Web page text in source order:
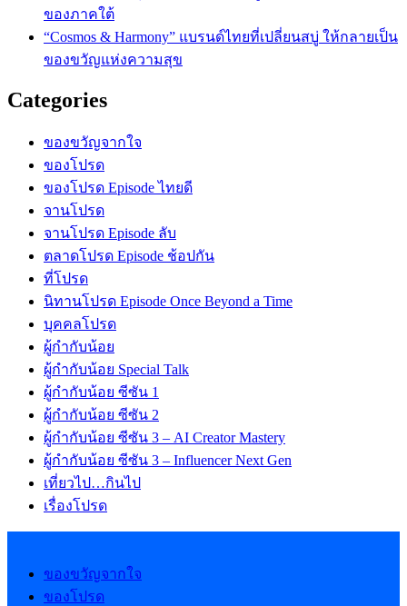
ของภาคใต้
“Cosmos & Harmony” แบรนด์ไทยที่เปลี่ยนสบู่ ให้กลายเป็น
ของขวัญแห่งความสุข
Categories
ของขวัญจากใจ
ของโปรด
ของโปรด Episode ไทยดี
จานโปรด
จานโปรด Episode ลับ
ตลาดโปรด Episode ช้อปกัน
ที่โปรด
นิทานโปรด Episode Once Beyond a Time
บุคคลโปรด
ผู้กำกับน้อย
ผู้กำกับน้อย Special Talk
ผู้กำกับน้อย ซีซัน 1
ผู้กำกับน้อย ซีซัน 2
ผู้กำกับน้อย ซีซัน 3 – AI Creator Mastery
ผู้กำกับน้อย ซีซัน 3 – Influencer Next Gen
เที่ยวไป…กินไป
เรื่องโปรด
ของขวัญจากใจ
ของโปรด